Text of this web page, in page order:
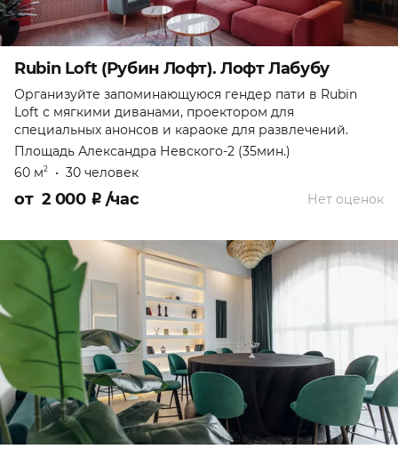
Rubin Loft (Рубин Лофт). Лофт Лабубу
Организуйте запоминающуюся гендер пати в Rubin
Loft с мягкими диванами, проектором для
специальных анонсов и караоке для развлечений.
Площадь Александра Невского-2 (35мин.)
60 м2 • 30 человек
Нет оценок
от 2 000 ₽ /час